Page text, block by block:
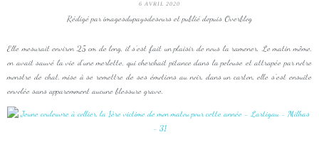
6 AVRIL 2020
Rédigé par imagesdupaysdesours et publié depuis Overblog
Elle mesurait environ 25 cm de long, il s'est fait un plaisir de nous la ramener. Le matin même,
on avait sauvé la vie d'une merlette, qui cherchait pitance dans la pelouse et attrapée par notre
monstre de chat, mise à se remettre de ses émotions au noir, dans un carton, elle s'est ensuite
envolée sans apparemment aucune blessure grave.